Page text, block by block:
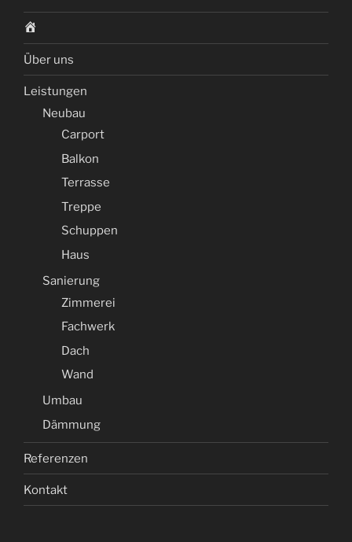
t
a
r
Über uns
Leistungen
Neubau
Carport
Balkon
Terrasse
Treppe
Schuppen
Haus
Sanierung
Zimmerei
Fachwerk
Dach
Wand
Umbau
Dämmung
Referenzen
Kontakt